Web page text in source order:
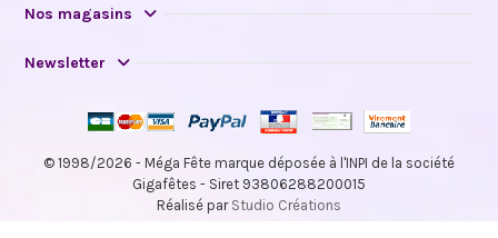
Nos magasins
Newsletter
© 1998/2026 - Méga Fête marque déposée à l'INPI de la société
Gigafêtes - Siret 93806288200015
Réalisé par Studio Créations